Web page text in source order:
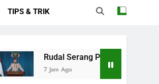
untuk Sekutu
TIPS & TRIK
Rudal Serang Pasukan Saudi, Houthi
7 Jam Ago